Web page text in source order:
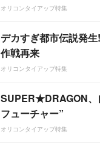
オリコンタイアップ特集
デカすぎ都市伝説発
作戦再来
オリコンタイアップ特集
SUPER★DRAGON、
フューチャー”
オリコンタイアップ特集